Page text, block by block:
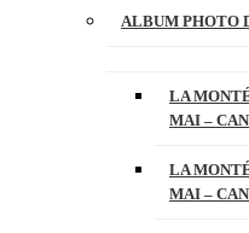
ALBUM PHOTO
LA
MAI –
LA
MAI –